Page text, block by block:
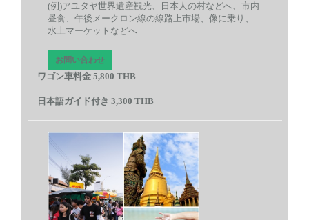
(例)アユタヤ世界遺産観光、日本人の村などへ、市内
昼食、午後メークロン線の線路上市場、像に乗り、
水上マーケットなどへ
お問い合わせ
ワゴン車料金 5,800 THB
日本語ガイド付き 3,300 THB